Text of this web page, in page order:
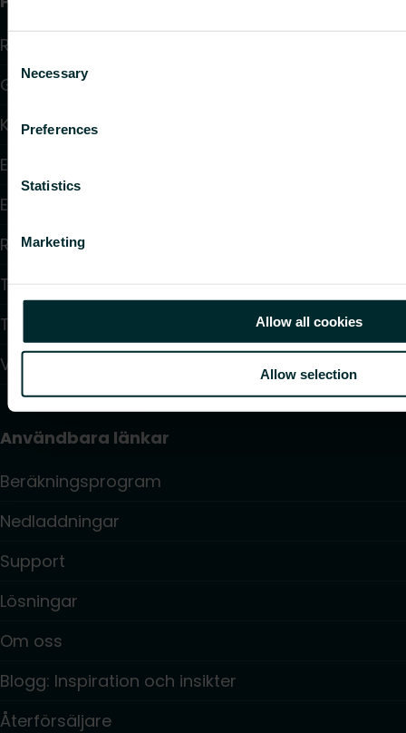
Consent
Selection
Necessary
Preferences
Statistics
Marketing
Allow all cookies
Allow selection
Radiatorer
Golvvärme och golvkylning
Konvektorer och fläktkonvektorer
Elektrisk uppvärmning
Elektronisk styrning
Reglering
Tappvattensystem
Takvärmesystem
Värmepumpar
Användbara länkar
Beräkningsprogram
Nedladdningar
Support
Lösningar
Om oss
Blogg: Inspiration och insikter
Återförsäljare